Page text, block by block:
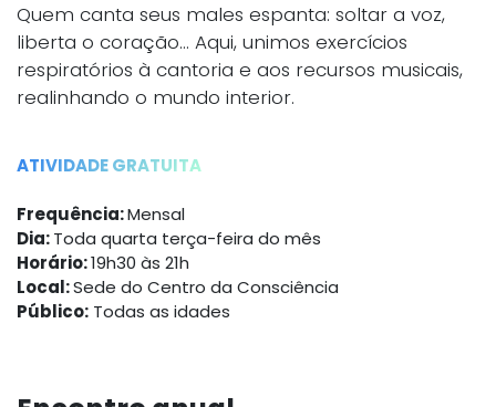
Quem canta seus males espanta: soltar a voz,
liberta o coração… Aqui, unimos exercícios
respiratórios à cantoria e aos recursos musicais,
realinhando o mundo interior.
ATIVIDADE GRATUITA
Frequência:Mensal
Dia:Toda quarta terça-feira do mês
Horário:19h30 às 21h
Local:Sede do Centro da Consciência
Público: Todas as idades